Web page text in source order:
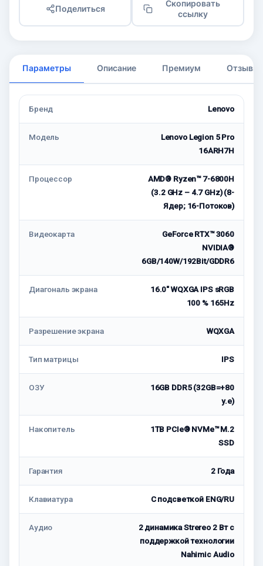
Поделиться
Скопировать
ссылку
Параметры Описание Премиум Отзывы
Бренд Lenovo
Модель
Lenovo Legion 5 Pro
16ARH7H
Процессор
AMD® Ryzen™ 7-6800H
(3.2 GHz – 4.7 GHz) (8-
Ядeр; 16-Потоков)
Видеокарта
GeForce RTX™ 3060
NVIDIA®
6GB/140W/192Bit/GDDR6
Диагональ экрана
16.0" WQXGA IPS sRGB
100 % 165Hz
Разрешение экрана WQXGA
Тип матрицы IPS
ОЗУ
16GB DDR5 (32GB=+80
у.е)
Накопитель
1TB PCIe® NVMe™ M.2
SSD
Гарантия 2 Года
Клавиатура С подсветкой ENG/RU
Аудио
2 динамика Strereo 2 Вт с
поддержкой технологии
Nahimic Audio